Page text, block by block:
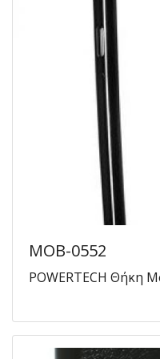
MOB-0552
POWERTECH Θήκη